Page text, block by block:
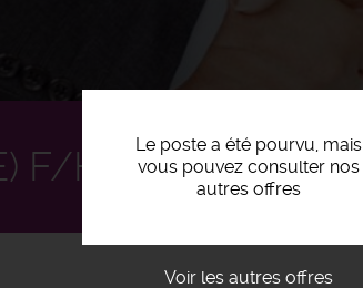
Le poste a été pourvu, mais
vous pouvez consulter nos
autres offres
Voir les autres offres
F/H